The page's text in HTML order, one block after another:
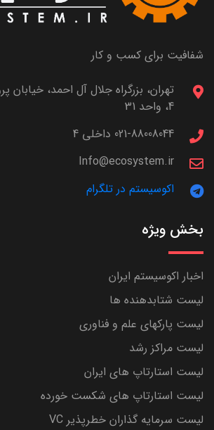
شفافیت برای کسب و کار
4، واحد 31
021-88008044 داخلی 4
Info@ecosystem.ir
اکوسیستم در تلگرام
بخش ویژه
اخبار اکوسیستم ایران
لیست شتابدهنده ها
لیست پارکهای علم و فناوری
لیست مراکز رشد
لیست استارتاپ های ایران
لیست استارتاپ های شکست خورده
لیست سرمایه گذاران خطرپذیر VC